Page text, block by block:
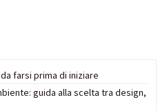
farsi prima di iniziare
guida alla scelta tra design,